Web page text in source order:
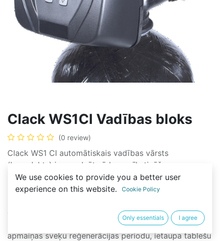
Clack WS1CI Vadības bloks
(0 review)
Clack WS1 CI automātiskais vadības vārsts
(komplekts) ir paredzēts ūdens mīkstināšanas
sistēmām.
elektronisko ūdens skaitītāju ļauj kvalitatīvi un uzticami
mīkstināt ūdeni, automātiski bez kļūdām izvēlas jonu
apmaiņas sveķu reģenerācijas periodu, ietaupa tablešu
We use cookies to provide you a better user
experience on this website.
Cookie Policy
Only essentials I agree